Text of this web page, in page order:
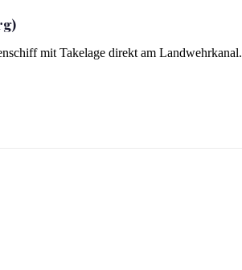
mit Takelage direkt am Landwehrkanal.